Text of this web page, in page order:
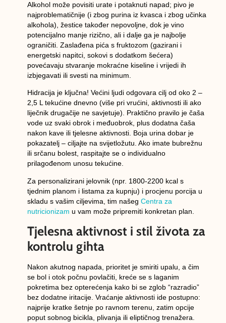
Alkoholmože povisiti urate i potaknuti napad; pivoje
najproblematičnije (i zbog purina iz kvasca i zbog učinka
alkohola), žesticetakođer nepovoljne, dok je vino
potencijalno manje rizično, ali i dalje ga je najbolje
ograničiti. Zaslađena pića s fruktozom (gazirani i
energetski napitci, sokovi s dodatkom šećera)
povećavaju stvaranje mokraćne kiseline i vrijedi ih
izbjegavatiili svesti na minimum.
Hidracijaje ključna! Većini ljudi odgovara cilj od oko 2 –
2,5 L tekućine dnevno(više pri vrućini, aktivnosti ili ako
liječnik drugačije ne savjetuje). Praktično pravilo je čaša
vode uz svaki obrok i međuobrok, plus dodatna čaša
nakon kave ili tjelesne aktivnosti. Boja urina dobar je
pokazatelj – ciljajte na svijetložutu. Ako imate bubrežnu
ili srčanu bolest, raspitajte se o individualno
prilagođenom unosu tekućine.
Za personalizirani jelovnik (npr. 1800-2200 kcal s
tjednim planom i listama za kupnju) i procjenu porcija u
skladu s vašim ciljevima, tim našeg Centra za
nutricionizam u vam može pripremiti konkretan plan.
Tjelesna aktivnost i stil života za
kontrolu gihta
Nakon akutnog napada, prioritet je smiriti upalu, a čim
se bol i otok počnu povlačiti, kreće se s laganim
pokretima bez opterećenja kako bi se zglob “razradio”
bez dodatne iritacije. Vraćanje aktivnosti ide postupno:
najprije kratke šetnje po ravnom terenu, zatim opcije
poput sobnog bicikla, plivanja ili eliptičnog trenažera.